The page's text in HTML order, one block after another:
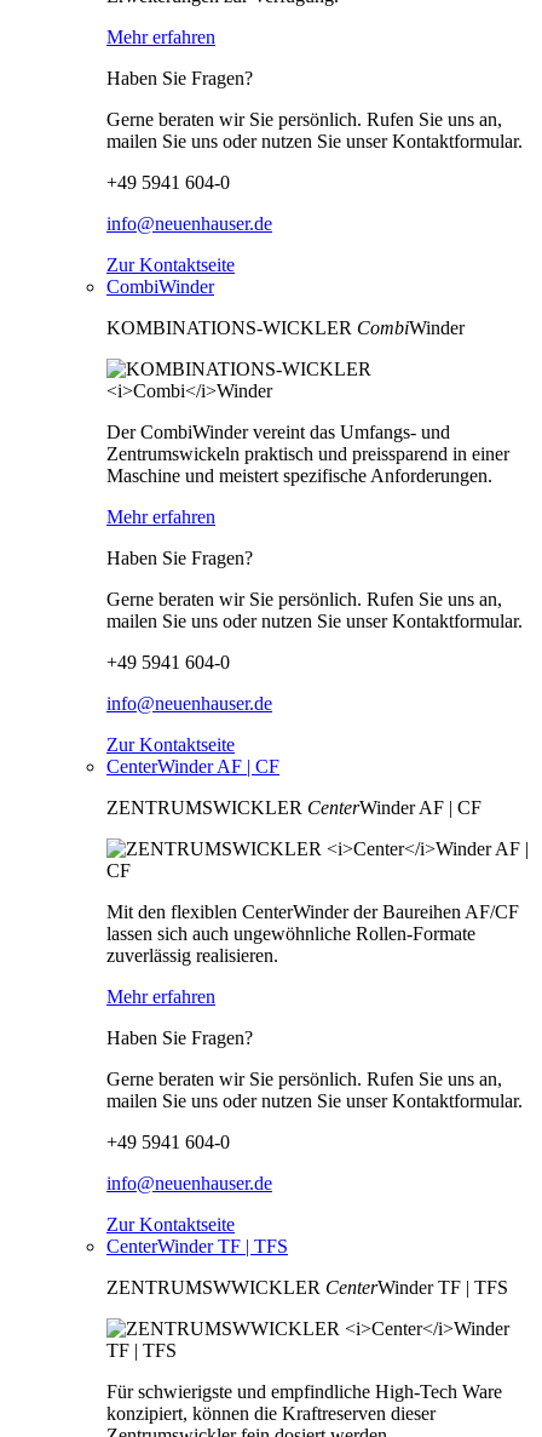
Mehr erfahren
Haben Sie Fragen?
Gerne beraten wir Sie persönlich. Rufen Sie uns an,
mailen Sie uns oder nutzen Sie unser Kontaktformular.
+49 5941 604-0
info@neuenhauser.de
Zur Kontaktseite
CombiWinder
KOMBINATIONS-WICKLER CombiWinder
Der CombiWinder vereint das Umfangs- und
Zentrumswickeln praktisch und preissparend in einer
Maschine und meistert spezifische Anforderungen.
Mehr erfahren
Haben Sie Fragen?
Gerne beraten wir Sie persönlich. Rufen Sie uns an,
mailen Sie uns oder nutzen Sie unser Kontaktformular.
+49 5941 604-0
info@neuenhauser.de
Zur Kontaktseite
CenterWinder AF | CF
ZENTRUMSWICKLER CenterWinder AF | CF
Mit den flexiblen CenterWinder der Baureihen AF/CF
lassen sich auch ungewöhnliche Rollen-Formate
zuverlässig realisieren.
Mehr erfahren
Haben Sie Fragen?
Gerne beraten wir Sie persönlich. Rufen Sie uns an,
mailen Sie uns oder nutzen Sie unser Kontaktformular.
+49 5941 604-0
info@neuenhauser.de
Zur Kontaktseite
CenterWinder TF | TFS
ZENTRUMSWWICKLER CenterWinder TF | TFS
Für schwierigste und empfindliche High-Tech Ware
konzipiert, können die Kraftreserven dieser